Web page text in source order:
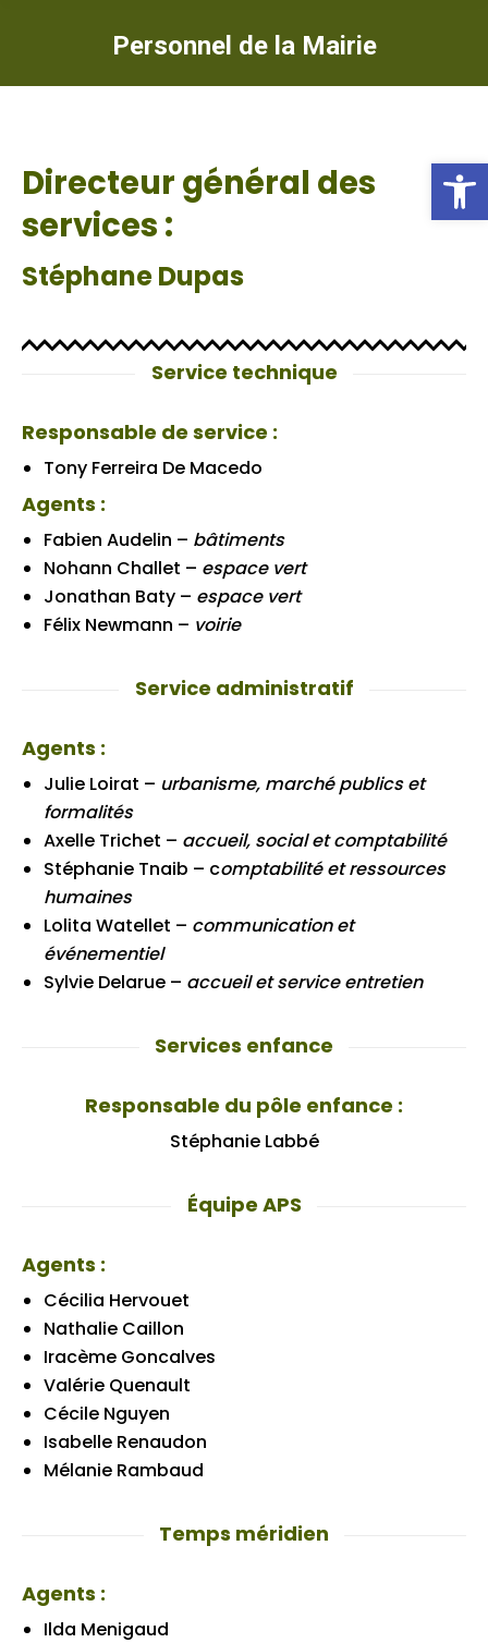
Personnel de la Mairie
Directeur général des
services :
Stéphane Dupas
Service technique
Responsable de service :
Tony Ferreira De Macedo
Agents :
Fabien Audelin – bâtiments
Nohann Challet – espace vert
Jonathan Baty – espace vert
Félix Newmann – voirie
Service administratif
Agents :
Julie Loirat – urbanisme, marché publics et
formalités
Axelle Trichet – accueil, social et comptabilité
Stéphanie Tnaib – comptabilité et ressources
humaines
Lolita Watellet – communication et
événementiel
Sylvie Delarue – accueil et service entretien
Services enfance
Responsable du pôle enfance :
Stéphanie Labbé
Équipe APS
Agents :
Cécilia Hervouet
Nathalie Caillon
Iracème Goncalves
Valérie Quenault
Cécile Nguyen
Isabelle Renaudon
Mélanie Rambaud
Temps méridien
Agents :
Ilda Menigaud